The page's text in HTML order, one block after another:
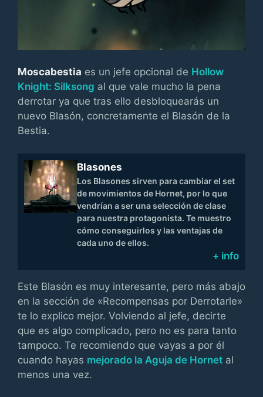
Moscabestia es un jefe opcional de Hollow
Knight: Silksong al que vale mucho la pena
derrotar ya que tras ello desbloquearás un
nuevo Blasón, concretamente el Blasón de la
Bestia.
Blasones
Los Blasones sirven para cambiar el set
de movimientos de Hornet, por lo que
vendrían a ser una selección de clase
para nuestra protagonista. Te muestro
cómo conseguirlos y las ventajas de
cada uno de ellos.
+ info
Este Blasón es muy interesante, pero más abajo
en la sección de «Recompensas por Derrotarle»
te lo explico mejor. Volviendo al jefe, decirte
que es algo complicado, pero no es para tanto
tampoco. Te recomiendo que vayas a por él
cuando hayas mejorado la Aguja de Hornet al
menos una vez.